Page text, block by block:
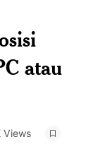
atau
Views